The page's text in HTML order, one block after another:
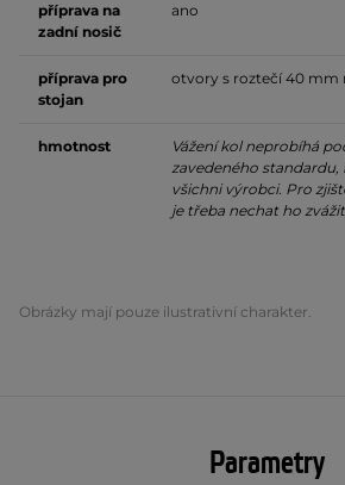
příprava na
zadní nosič
ano
příprava pro
stojan
otvory s roztečí 40 mm
hmotnost
Vážení kol neprobíhá
zavedeného standardu,
všichni výrobci. Pro
je třeba nechat ho
Obrázky mají pouze ilustrativní charakter.
Parametry